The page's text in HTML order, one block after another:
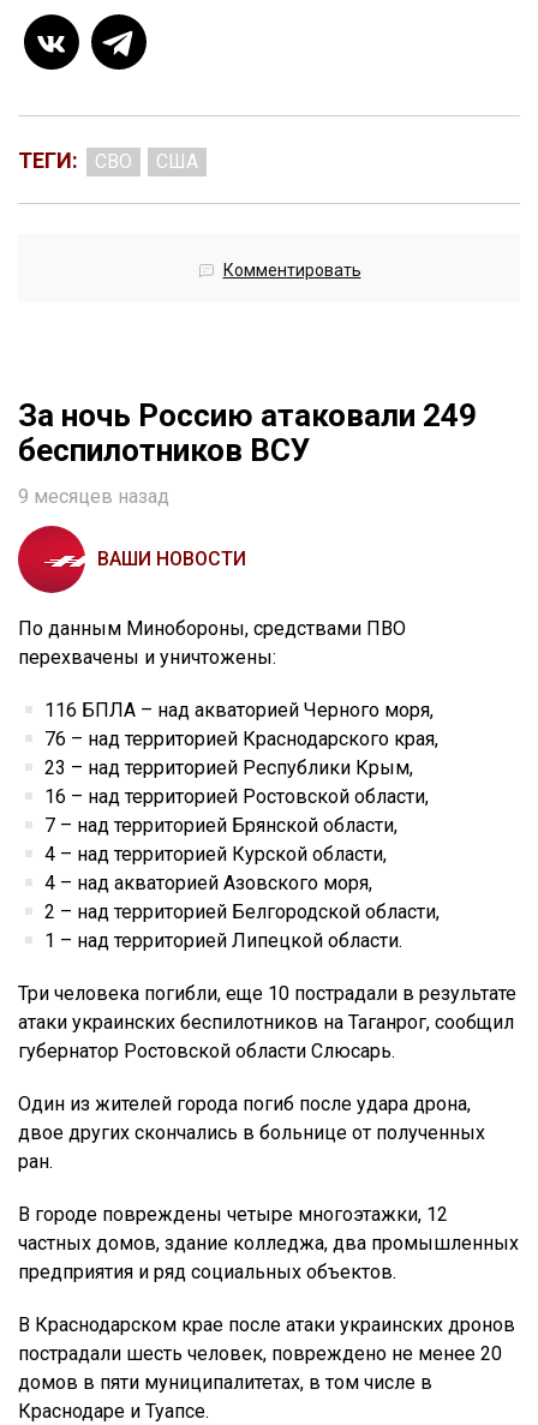
ТЕГИ: СВО США
Комментировать
За ночь Россию атаковали 249
беспилотников ВСУ
9 месяцев назад
ВАШИ НОВОСТИ
По данным Минобороны, средствами ПВО
перехвачены и уничтожены:
116 БПЛА – над акваторией Черного моря,
76 – над территорией Краснодарского края,
23 – над территорией Республики Крым,
16 – над территорией Ростовской области,
7 – над территорией Брянской области,
4 – над территорией Курской области,
4 – над акваторией Азовского моря,
2 – над территорией Белгородской области,
1 – над территорией Липецкой области.
Три человека погибли, еще 10 пострадали в результате
атаки украинских беспилотников на Таганрог, сообщил
губернатор Ростовской области Слюсарь.
Один из жителей города погиб после удара дрона,
двое других скончались в больнице от полученных
ран.
В городе повреждены четыре многоэтажки, 12
частных домов, здание колледжа, два промышленных
предприятия и ряд социальных объектов.
В Краснодарском крае после атаки украинских дронов
пострадали шесть человек, повреждено не менее 20
домов в пяти муниципалитетах, в том числе в
Краснодаре и Туапсе.